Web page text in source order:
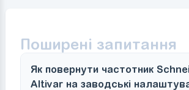
Поширені запитання
Як повернути частотник
Altivar на заводські